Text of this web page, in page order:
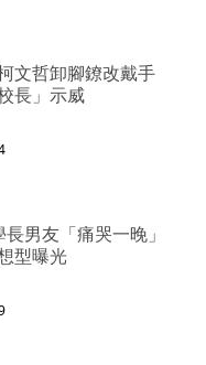
文哲卸腳鐐改戴手
長」示威
長男友「痛哭一晚」
型曝光